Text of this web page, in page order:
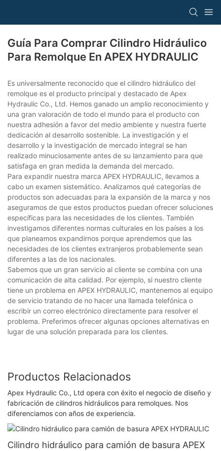
Guía Para Comprar Cilindro Hidráulico
Para Remolque En APEX HYDRAULIC
Es universalmente reconocido que el cilindro hidráulico del
remolque es el producto principal y destacado de Apex
Hydraulic Co., Ltd. Hemos ganado un amplio reconocimiento y
una gran valoración de todo el mundo para el producto con
nuestra adhesión a favor del medio ambiente y nuestra fuerte
dedicación al desarrollo sostenible. La investigación y el
desarrollo y la investigación de mercado integral se han
realizado minuciosamente antes de su lanzamiento para que
satisfaga en gran medida la demanda del mercado.
Para expandir nuestra marca APEX HYDRAULIC, llevamos a
cabo un examen sistemático. Analizamos qué categorías de
productos son adecuadas para la expansión de la marca y nos
aseguramos de que estos productos puedan ofrecer soluciones
específicas para las necesidades de los clientes. También
investigamos diferentes normas culturales en los países a los
que planeamos expandirnos porque aprendemos que las
necesidades de los clientes extranjeros probablemente sean
diferentes a las de los nacionales.
Sabemos que un gran servicio al cliente se combina con una
comunicación de alta calidad. Por ejemplo, si nuestro cliente
tiene un problema en APEX HYDRAULIC, mantenemos al equipo
de servicio tratando de no hacer una llamada telefónica o
escribir un correo electrónico directamente para resolver el
problema. Preferimos ofrecer algunas opciones alternativas en
lugar de una solución preparada para los clientes.
Productos Relacionados
Apex Hydraulic Co., Ltd opera con éxito el negocio de diseño y
fabricación de cilindros hidráulicos para remolques. Nos
diferenciamos con años de experiencia.
Cilindro hidráulico para camión de basura APEX